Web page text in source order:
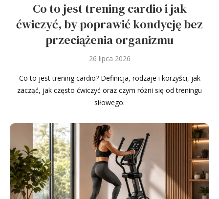
Co to jest trening cardio i jak
ćwiczyć, by poprawić kondycję bez
przeciążenia organizmu
26 lipca 2026
Co to jest trening cardio? Definicja, rodzaje i korzyści, jak
zacząć, jak często ćwiczyć oraz czym różni się od treningu
siłowego.